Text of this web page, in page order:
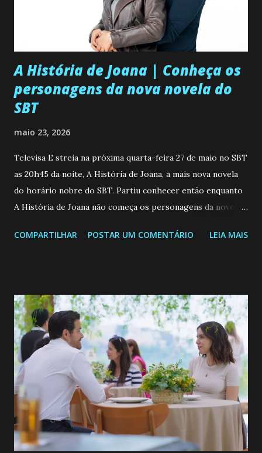
A História de Joana | Conheça os
personagens da nova novela do
SBT
maio 23, 2026
Televisa E streia na próxima quarta-feira 27 de maio no SBT
as 20h45 da noite, A História de Joana, a mais nova novela
do horário nobre do SBT. Partiu conhecer então enquanto
A História de Joana não começa os personagens da novela?
de 25/05/26 a 31/05/26 JOANA GUADALUPE (Camila
permanecer virgem até encontrar o homem que realmente
ama, o que não é fácil, já que dedica todas as suas energias a
se aprimorar, trabalhando, estudando e se orgulhando de
ser a primeira mulher da família a ingressar na
universidade. Ela tem uma personalidade muito alegre, é
muito madura para a idade, determinada, criativa e
empática. Detesta injustiças e é uma ótima amiga. Pode ser
teimosa e muito persistente quando decide fazer algo.
Durante um exame ginecológico, ela é inseminada por eng...
COMPARTILHAR POSTAR UM COMENTÁRIO LEIA MAIS